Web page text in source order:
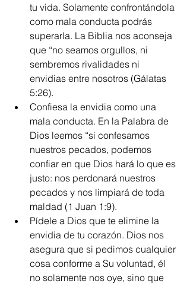
tu vida. Solamente confrontándola
como mala conducta podrás
superarla. La Biblia nos aconseja
que “no seamos orgullos, ni
sembremos rivalidades ni
envidias entre nosotros (Gálatas
5:26).
Confiesa la envidia como una
mala conducta. En la Palabra de
Dios leemos “si confesamos
nuestros pecados, podemos
confiar en que Dios hará lo que es
justo: nos perdonará nuestros
pecados y nos limpiará de toda
maldad (1 Juan 1:9).
Pídele a Dios que te elimine la
envidia de tu corazón. Dios nos
asegura que si pedimos cualquier
cosa conforme a Su voluntad, él
no solamente nos oye, sino que